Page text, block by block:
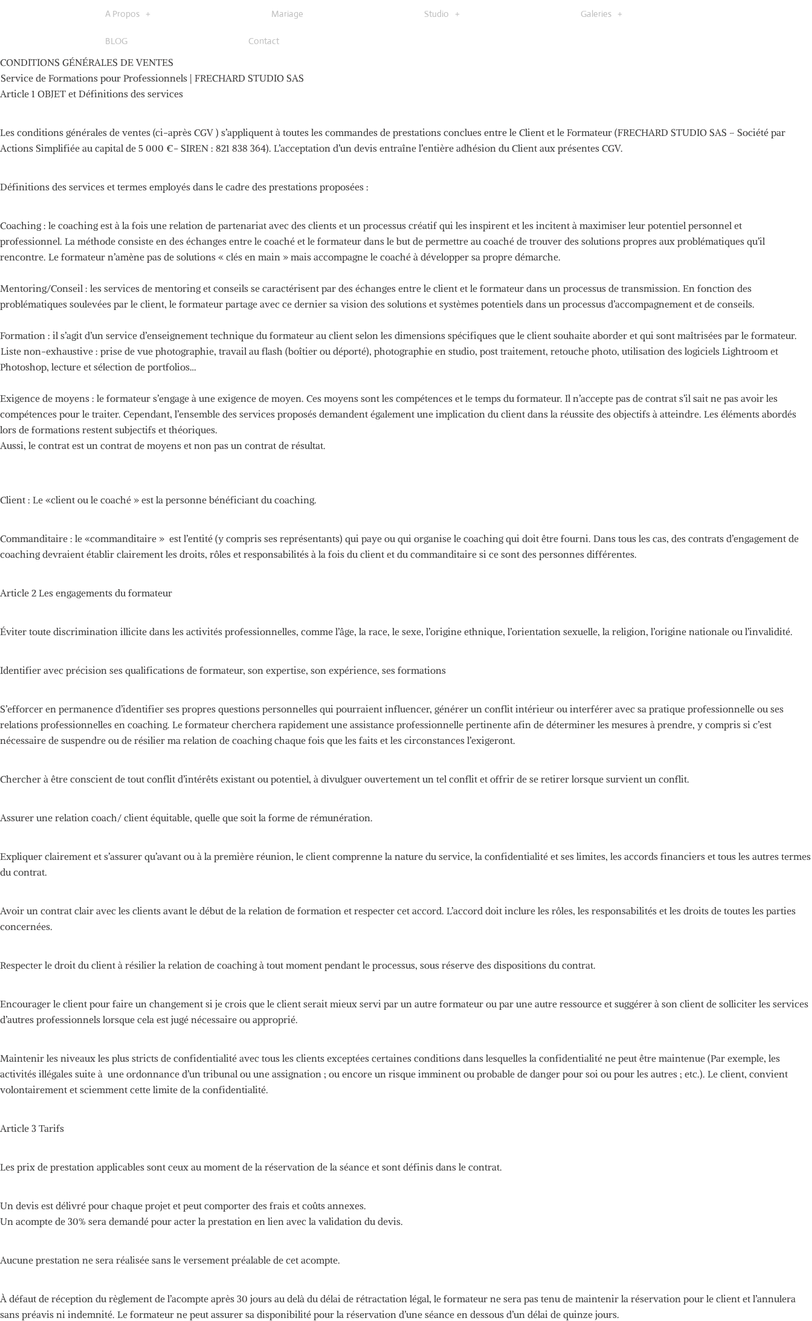
A Propos Mariage Studio Galeries
BLOG Contact
CONDITIONS GÉNÉRALES DE VENTES
Service de Formations pour Professionnels | FRECHARD STUDIO SAS
Article 1 OBJET et Définitions des services
Les conditions générales de ventes (ci-après CGV ) s’appliquent à toutes les commandes de prestations conclues entre le Client et le Formateur (FRECHARD STUDIO SAS – Société par
Actions Simplifiée au capital de 5 000 €- SIREN : 821 838 364). L’acceptation d’un devis entraîne l’entière adhésion du Client aux présentes CGV.
Définitions des services et termes employés dans le cadre des prestations proposées :
Coaching : le coaching est à la fois une relation de partenariat avec des clients et un processus créatif qui les inspirent et les incitent à maximiser leur potentiel personnel et
professionnel. La méthode consiste en des échanges entre le coaché et le formateur dans le but de permettre au coaché de trouver des solutions propres aux problématiques qu’il
rencontre. Le formateur n’amène pas de solutions « clés en main » mais accompagne le coaché à développer sa propre démarche.
Mentoring/Conseil: les services de mentoringet conseils se caractérisent par des échanges entre le client et le formateur dans un processus de transmission. En fonction des
problématiques soulevées par le client, le formateur partage avec ce dernier sa vision des solutions et systèmes potentiels dans un processus d’accompagnement et de conseils.
Formation : il s’agit d’un service d’enseignement technique du formateur au client selon les dimensions spécifiques que le client souhaite aborder et qui sont maîtrisées par le formateur.
Liste non-exhaustive : prise de vue photographie, travail au flash (boîtier ou déporté), photographie en studio, post traitement, retouche photo, utilisation des logiciels Lightroom et
Photoshop, lecture et sélection de portfolios…
Exigence de moyens : le formateur s’engage à une exigence de moyen. Ces moyens sont les compétences et le temps du formateur. Il n’accepte pas de contrat s’il sait ne pas avoir les
compétences pour le traiter. Cependant, l’ensemble des services proposés demandent également une implication du client dans la réussite des objectifs à atteindre. Les éléments abordés
lors de formations restent subjectifs et théoriques.
Aussi, le contrat est un contrat de moyens et non pas un contrat de résultat.
Client : Le «client ou le coaché » est la personne bénéficiant du coaching.
Commanditaire : le «commanditaire » est l’entité (y compris ses représentants) qui paye ou qui organise le coaching qui doit être fourni. Dans tous les cas, des contrats d’engagement de
coaching devraient établir clairement les droits, rôles et responsabilités à la fois du client et du commanditaire si ce sont des personnes différentes.
Article 2 Les engagements du formateur
Éviter toute discrimination illicite dans les activités professionnelles, comme l’âge, la race, le sexe, l’origine ethnique, l’orientation sexuelle, la religion, l’origine nationale ou l’invalidité.
Identifier avec précision ses qualifications de formateur, son expertise, son expérience, ses formations
S’efforcer en permanence d’identifier ses propres questions personnelles qui pourraient influencer, générer un conflit intérieur ou interférer avec sa pratique professionnelle ou ses
relations professionnelles en coaching. Le formateur cherchera rapidement une assistance professionnelle pertinente afin de déterminer les mesures à prendre, y compris si c’est
nécessaire de suspendre ou de résilier ma relation de coaching chaque fois que les faits et les circonstances l’exigeront.
Chercher à être conscient de tout conflit d’intérêts existant ou potentiel, à divulguer ouvertement un tel conflit et offrir de se retirer lorsque survient un conflit.
Assurer une relation coach/ client équitable, quelle que soit la forme de rémunération.
Expliquer clairement et s’assurer qu’avant ou à la première réunion, le client comprenne la nature du service, la confidentialité et ses limites, les accords financiers et tous les autres termes
du contrat.
Avoir un contrat clair avec les clients avant le début de la relation de formation et respecter cet accord. L’accord doit inclure les rôles, les responsabilités et les droits de toutes les parties
concernées.
Respecter le droit du client à résilier la relation de coaching à tout moment pendant le processus, sous réserve des dispositions du contrat.
Encourager le client pour faire un changement si je crois que le client serait mieux servi par un autre formateur ou par une autre ressource et suggérer à son client de solliciter les services
d’autres professionnels lorsque cela est jugé nécessaire ou approprié.
Maintenir les niveaux les plus stricts de confidentialité avec tous les clients exceptées certaines conditions dans lesquelles la confidentialité ne peut être maintenue (Par exemple, les
activités illégales suite à une ordonnance d’un tribunal ou une assignation ; ou encore un risque imminent ou probable de danger pour soi ou pour les autres ; etc.). Le client, convient
volontairement et sciemment cette limite de la confidentialité.
Article 3 Tarifs
Les prix de prestation applicables sont ceux au moment de la réservation de la séance et sont définis dans le contrat.
Un devis est délivré pour chaque projet et peut comporter des frais et coûts annexes.
Un acompte de 30% sera demandé pour acter la prestation en lien avec la validation du devis.
Aucune prestation ne sera réalisée sans le versement préalable de cet acompte.
À défaut de réception du règlement de l’acompte après 30 jours au delà du délai de rétractation légal, le formateur ne sera pas tenu de maintenir la réservation pour le client et l’annulera
sans préavis ni indemnité. Le formateur ne peut assurer sa disponibilité pour la réservation d’une séance en dessous d’un délai de quinze jours.